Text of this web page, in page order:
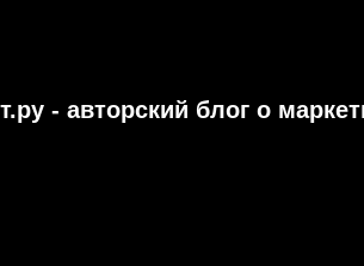
- авторский блог о